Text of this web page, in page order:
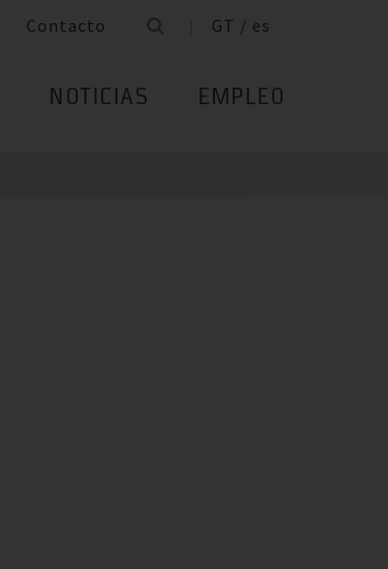
Contacto GT / es
NOTICIAS EMPLEO